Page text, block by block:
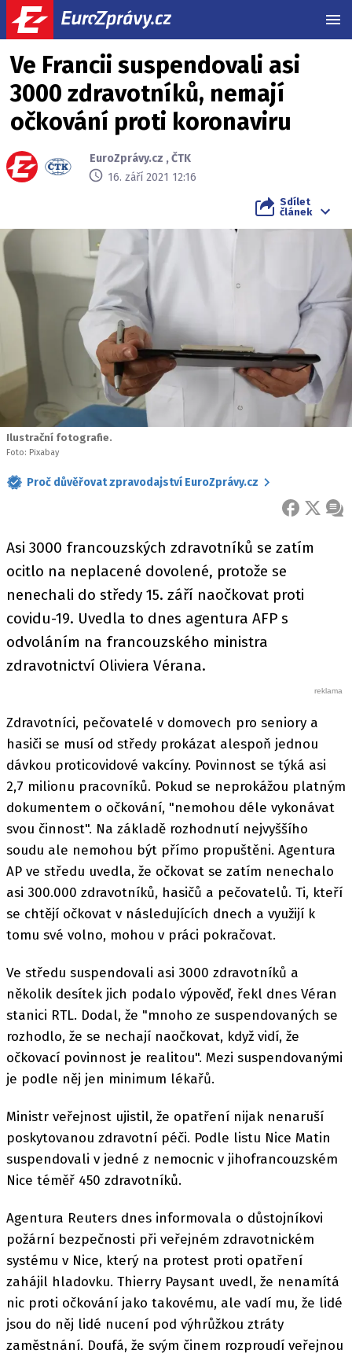
Ve Francii suspendovali asi
3000 zdravotníků, nemají
očkování proti koronaviru
EuroZprávy.cz ,ČTK
16. září 2021 12:16
Sdílet
článek
Ilustrační fotografie.
Foto: Pixabay
Proč důvěřovat zpravodajství EuroZprávy.cz
FACEBOOK
X
Asi 3000 francouzských zdravotníků se zatím
ocitlo na neplacené dovolené, protože se
nenechali do středy 15. září naočkovat proti
covidu-19. Uvedla to dnes agentura AFP s
odvoláním na francouzského ministra
zdravotnictví Oliviera Vérana.
Zdravotníci, pečovatelé v domovech pro seniory a
hasiči se musí od středy prokázat alespoň jednou
dávkou proticovidové vakcíny. Povinnost se týká asi
2,7 milionu pracovníků. Pokud se neprokážou platným
dokumentem o očkování, "nemohou déle vykonávat
svou činnost". Na základě rozhodnutí nejvyššího
soudu ale nemohou být přímo propuštěni. Agentura
AP ve středu uvedla, že očkovat se zatím nenechalo
asi 300.000 zdravotníků, hasičů a pečovatelů. Ti, kteří
se chtějí očkovat v následujících dnech a využijí k
tomu své volno, mohou v práci pokračovat.
Ve středu suspendovali asi 3000 zdravotníků a
několik desítek jich podalo výpověď, řekl dnes Véran
stanici RTL. Dodal, že "mnoho ze suspendovaných se
rozhodlo, že se nechají naočkovat, když vidí, že
očkovací povinnost je realitou". Mezi suspendovanými
je podle něj jen minimum lékařů.
Ministr veřejnost ujistil, že opatření nijak nenaruší
poskytovanou zdravotní péči. Podle listu Nice Matin
suspendovali v jedné z nemocnic v jihofrancouzském
Nice téměř 450 zdravotníků.
Agentura Reuters dnes informovala o důstojníkovi
požární bezpečnosti při veřejném zdravotnickém
systému v Nice, který na protest proti opatření
zahájil hladovku. Thierry Paysant uvedl, že nenamítá
nic proti očkování jako takovému, ale vadí mu, že lidé
jsou do něj lidé nucení pod výhrůžkou ztráty
zaměstnání. Doufá, že svým činem rozproudí veřejnou